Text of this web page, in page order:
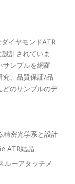
イヤモンドATR
計されていま
サンプルを網羅
究、品質保証/品
どのサンプルのデ
精密光学系と設計
ATR結晶
ルーアタッチメ